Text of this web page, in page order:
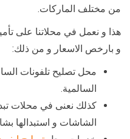
من مختلف الماركات.
هذا و نعمل في محلاتنا على
و بارخص الاسعار و من ذلك:
محل تصليح تلفونات
السالمية.
كذلك نعنى في محلات
الشاشات و استبدالها